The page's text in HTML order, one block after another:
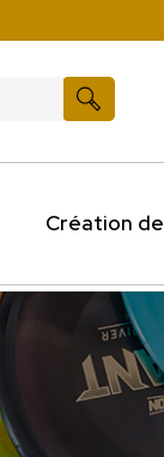
Création